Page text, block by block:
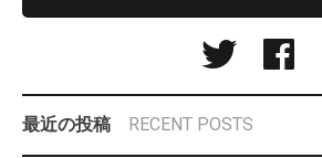
最近の投稿 RECENT POSTS